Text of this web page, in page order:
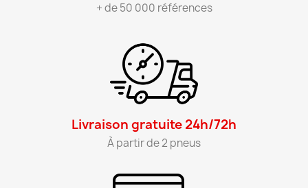
+ de 50 000 références
Livraison gratuite 24h/72h​
À partir de 2 pneus​